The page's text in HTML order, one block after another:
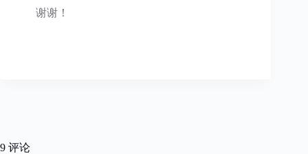
谢谢！
9 评论